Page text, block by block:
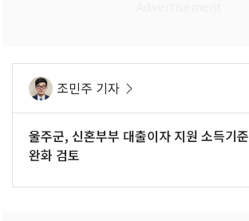
조민주 기자
울주군, 신혼부부 대출이자 지원 소득기준
완화 검토